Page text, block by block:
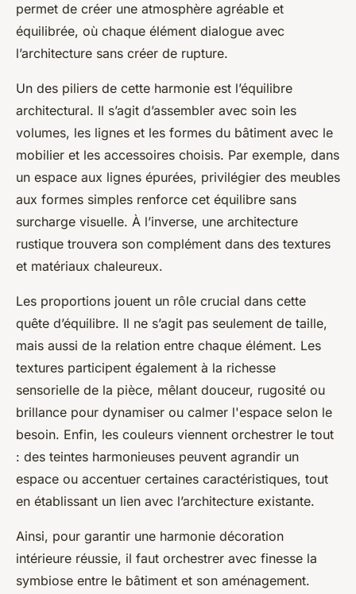
permet de créer une atmosphère agréable et
équilibrée, où chaque élément dialogue avec
l’architecture sans créer de rupture.
Un des piliers de cette harmonie est l’équilibre
architectural. Il s’agit d’assembler avec soin les
volumes, les lignes et les formes du bâtiment avec le
mobilier et les accessoires choisis. Par exemple, dans
un espace aux lignes épurées, privilégier des meubles
aux formes simples renforce cet équilibre sans
surcharge visuelle. À l’inverse, une architecture
rustique trouvera son complément dans des textures
et matériaux chaleureux.
Les proportions jouent un rôle crucial dans cette
quête d’équilibre. Il ne s’agit pas seulement de taille,
mais aussi de la relation entre chaque élément. Les
textures participent également à la richesse
sensorielle de la pièce, mêlant douceur, rugosité ou
brillance pour dynamiser ou calmer l'espace selon le
besoin. Enfin, les couleurs viennent orchestrer le tout
: des teintes harmonieuses peuvent agrandir un
espace ou accentuer certaines caractéristiques, tout
en établissant un lien avec l’architecture existante.
Ainsi, pour garantir une harmonie décoration
intérieure réussie, il faut orchestrer avec finesse la
symbiose entre le bâtiment et son aménagement.